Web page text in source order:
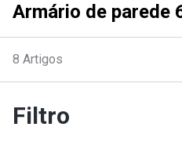
Armário de parede
8 Artigos
Filtro